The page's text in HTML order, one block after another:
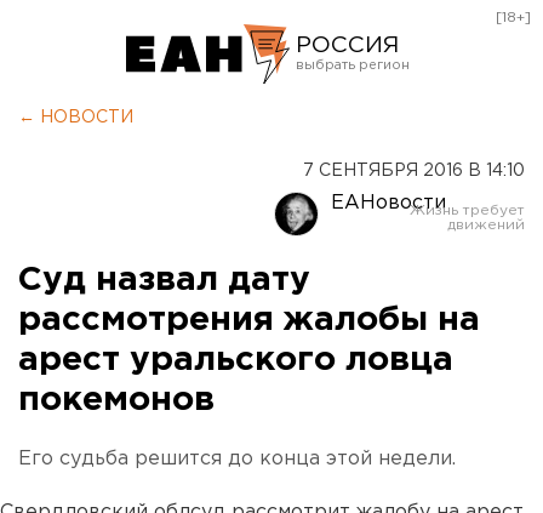
РОССИЯ
Оренбург
[18+]
← НОВОСТИ
7 СЕНТЯБРЯ 2016 В 14:10
ЕАНовости
Суд назвал дату
рассмотрения жалобы на
арест уральского ловца
покемонов
Его судьба решится до конца этой недели.